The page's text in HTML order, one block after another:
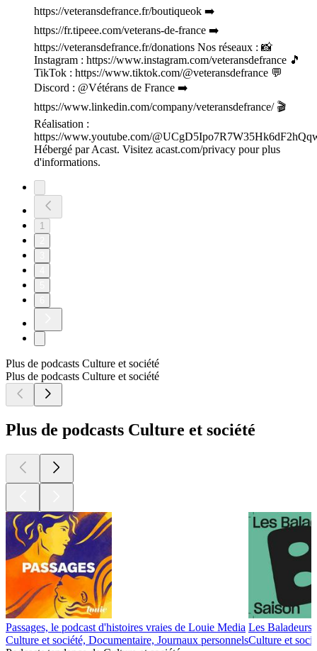
https://veteransdefrance.fr/boutiqueok ➡️
https://fr.tipeee.com/veterans-de-france ➡️
https://veteransdefrance.fr/donations Nos réseaux : 📸
Instagram : https://www.instagram.com/veteransdefrance 🎵
TikTok : https://www.tiktok.com/@veteransdefrance 💬
Discord : @Vétérans de France ➡️
https://www.linkedin.com/company/veteransdefrance/ 🎬
Réalisation :
https://www.youtube.com/
Hébergé par Acast. Visitez acast.com/privacy pour plus
d'informations.
1
Plus de podcasts Culture et société
Plus de podcasts Culture et société
Plus de podcasts Culture et société
Passages, le podcast d'histoires vraies de Louie Media
Culture et société, Documentaire, Journaux personnels
Les Baladeurs
Culture et